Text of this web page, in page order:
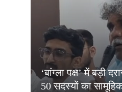
‘बांग्ला पक्ष’ में बड़ी
50 सदस्यों का